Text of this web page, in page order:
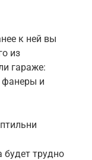
к ней вы
из
гараже:
фанеры и
трудно